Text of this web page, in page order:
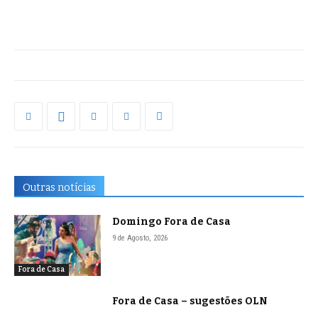
Outras notícias
Fora de Casa
Domingo Fora de Casa
9 de Agosto, 2026
Fora de Casa – sugestões OLN